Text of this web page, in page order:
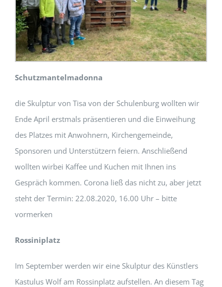
Schutzmantelmadonna
die Skulptur von Tisa von der Schulenburg wollten wir
Ende April erstmals präsentieren und die Einweihung
des Platzes mit Anwohnern, Kirchengemeinde,
Sponsoren und Unterstützern feiern. Anschließend
wollten wirbei Kaffee und Kuchen mit Ihnen ins
Gespräch kommen. Corona ließ das nicht zu, aber jetzt
steht der Termin: 22.08.2020, 16.00 Uhr – bitte
vormerken
Rossiniplatz
Im September werden wir eine Skulptur des Künstlers
Kastulus Wolf am Rossinplatz aufstellen. An diesem Tag